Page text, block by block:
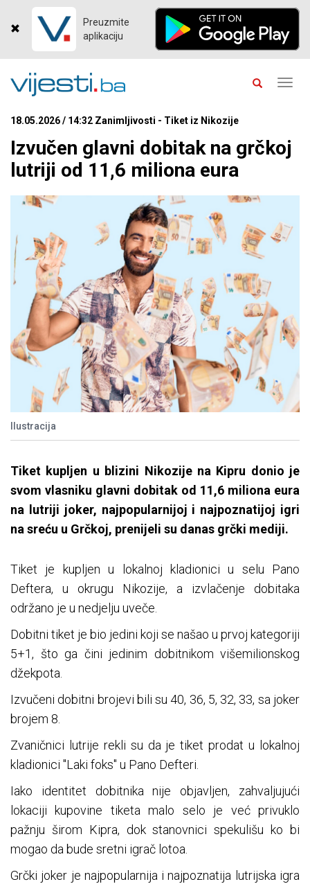
Preuzmite
aplikaciju
18.05.2026 / 14:32 Zanimljivosti - Tiket iz Nikozije
Izvučen glavni dobitak na grčkoj
lutriji od 11,6 miliona eura
Ilustracija
Tiket kupljen u blizini Nikozije na Kipru donio je
svom vlasniku glavni dobitak od 11,6 miliona eura
na lutriji joker, najpopularnijoj i najpoznatijoj igri
na sreću u Grčkoj, prenijeli su danas grčki mediji.
Tiket je kupljen u lokalnoj kladionici u selu Pano
Deftera, u okrugu Nikozije, a izvlačenje dobitaka
održano je u nedjelju uveče.
Dobitni tiket je bio jedini koji se našao u prvoj kategoriji
5+1, što ga čini jedinim dobitnikom višemilionskog
džekpota.
Izvučeni dobitni brojevi bili su 40, 36, 5, 32, 33, sa joker
brojem 8.
Zvaničnici lutrije rekli su da je tiket prodat u lokalnoj
kladionici "Laki foks" u Pano Defteri.
Iako identitet dobitnika nije objavljen, zahvaljujući
lokaciji kupovine tiketa malo selo je već privuklo
pažnju širom Kipra, dok stanovnici spekulišu ko bi
mogao da bude sretni igrač lotoa.
Grčki joker je najpopularnija i najpoznatija lutrijska igra